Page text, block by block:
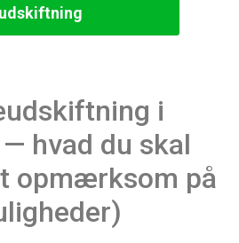
udskiftning
i
hvad du skal
opmærksom på